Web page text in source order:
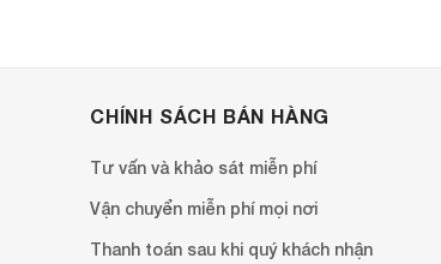
CHÍNH SÁCH BÁN HÀNG
Tư vấn và khảo sát miễn phí
Vận chuyển miễn phí mọi nơi
Thanh toán sau khi quý khách nhận